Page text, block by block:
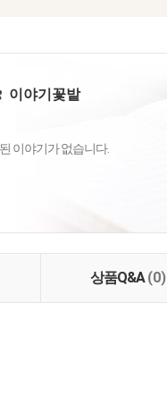
이야기꽃밭
이야기가 없습니다.
상품Q&A(0)